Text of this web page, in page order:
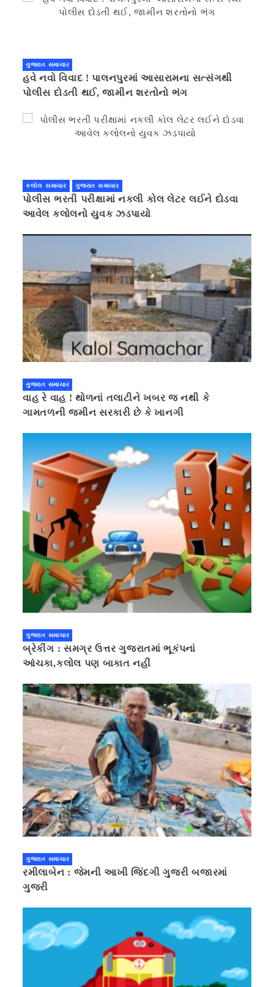
ગુજરાત સમાચાર
હવે નવો વિવાદ ! પાલનપુરમાં આસારામના સત્સંગથી
પોલીસ દોડતી થઈ, જામીન શરતોનો ભંગ
કલોલ સમાચાર ગુજરાત સમાચાર
પોલીસ ભરતી પરીક્ષામાં નકલી કોલ લેટર લઈને દોડવા
આવેલ કલોલનો યુવક ઝડપાયો
ગુજરાત સમાચાર
વાહ રે વાહ ! થોળનાં તલાટીને ખબર જ નથી કે
ગામતળની જમીન સરકારી છે કે ખાનગી
ગુજરાત સમાચાર
બ્રેકીંગ : સમગ્ર ઉત્તર ગુજરાતમાં ભૂકંપનાં
આંચકા,કલોલ પણ બાકાત નહીં
ગુજરાત સમાચાર
રમીલાબેન : જેમની આખી જિંદગી ગુજરી બજારમાં
ગુજરી